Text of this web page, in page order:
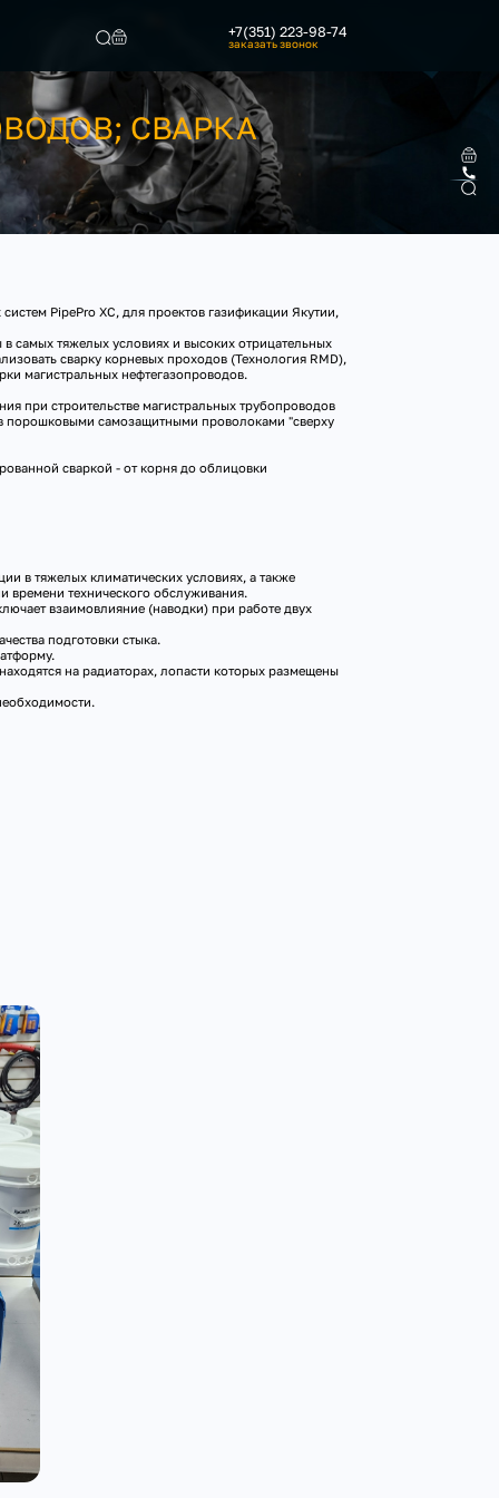
+7(351) 223-98-74
заказать звонок
СВАРКА
PipePro XC, для проектов газификации Якутии,
самых тяжелых условиях и высоких отрицательных
сварку корневых проходов (Технология RMD),
магистральных нефтегазопроводов.
при строительстве магистральных трубопроводов
порошковыми самозащитными проволоками "сверху
сваркой - от корня до облицовки
в тяжелых климатических условиях, а также
времени технического обслуживания.
взаимовлияние (наводки) при работе двух
подготовки стыка.
на радиаторах, лопасти которых размещены